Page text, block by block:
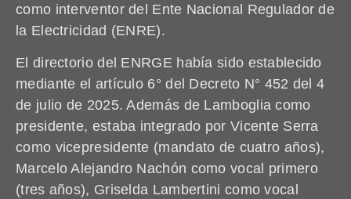
como interventor del Ente Nacional Regulador de
la Electricidad (ENRE).
El directorio del ENRGE había sido establecido
mediante el artículo 6° del Decreto N° 452 del 4
de julio de 2025. Además de Lamboglia como
presidente, estaba integrado por Vicente Serra
como vicepresidente (mandato de cuatro años),
Marcelo Alejandro Nachón como vocal primero
(tres años), Griselda Lambertini como vocal